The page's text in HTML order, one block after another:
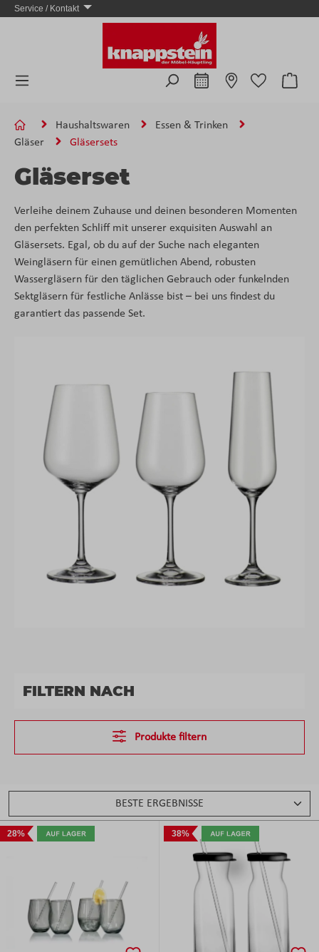
Zum Hauptinhalt springen
Service / Kontakt
Haushaltswaren
Essen & Trinken
Gläser
Gläsersets
Gläserset
Verleihe deinem Zuhause und deinen besonderen Momenten
den perfekten Schliff mit unserer exquisiten Auswahl an
Gläsersets. Egal, ob du auf der Suche nach eleganten
Weingläsern für einen gemütlichen Abend, robusten
Wassergläsern für den täglichen Gebrauch oder funkelnden
Sektgläsern für festliche Anlässe bist – bei uns findest du
garantiert das passende Set.
FILTERN NACH
Produkte filtern
28% 38%